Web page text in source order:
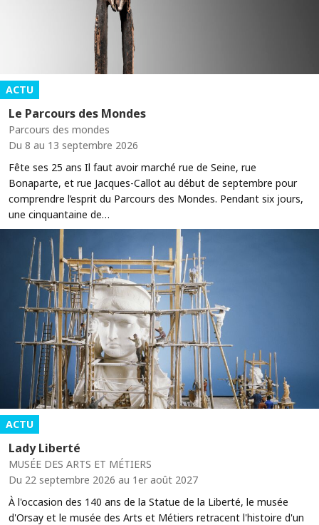
ACTU
Le Parcours des Mondes
Parcours des mondes
Du 8 au 13 septembre 2026
Fête ses 25 ans Il faut avoir marché rue de Seine, rue
Bonaparte, et rue Jacques-Callot au début de septembre pour
comprendre l’esprit du Parcours des Mondes. Pendant six jours,
une cinquantaine de…
ACTU
Lady Liberté
MUSÉE DES ARTS ET MÉTIERS
Du 22 septembre 2026 au 1er août 2027
À l'occasion des 140 ans de la Statue de la Liberté, le musée
d'Orsay et le musée des Arts et Métiers retracent l'histoire d'un